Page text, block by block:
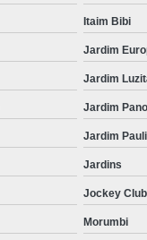
Itaim Bibi
Jardim
Jardim
Jardim
Jardim
Jardins
Jockey
Morumbi